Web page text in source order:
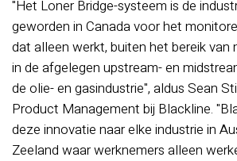
"Het Loner Bridge-systeem is de
geworden in Canada voor het
dat alleen werkt, buiten het bereik van
in de afgelegen upstream- en
de olie- en gasindustrie", aldus Sean
Product Management bij Blackline.
deze innovatie naar elke industrie in
Zeeland waar werknemers alleen